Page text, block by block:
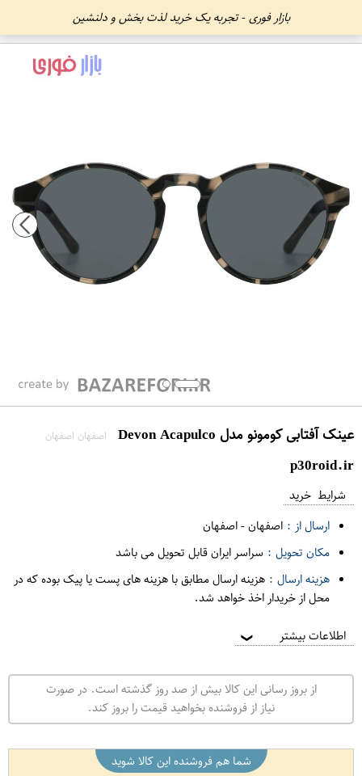
بازار فوری - تجربه یک خرید لذت بخش و دلنشین
عینک آفتابی کومونو مدل Devon Acapulco اصفهان اصفهان
p30roid.ir
شرایط خرید
ارسال از : اصفهان-اصفهان
مکان تحویل : سراسر ایران قابل تحویل می باشد
هزینه ارسال : هزینه ارسال مطابق با هزینه های پست یا پیک بوده که در
محل از خریدار اخذ خواهد شد.
اطلاعات بیشتر ❯
از بروز رسانی این کالا بیش از صد روز گذشته است. در صورت
نیاز از فروشنده بخواهید قیمت را بروز کند.
شما هم فروشنده این کالا شوید